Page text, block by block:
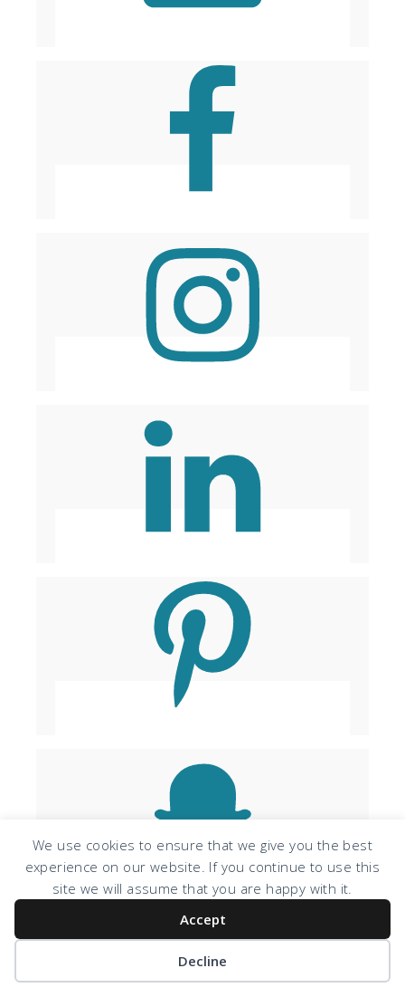
We use cookies to ensure that we give you the best
experience on our website. If you continue to use this
site we will assume that you are happy with it.
Accept
Decline